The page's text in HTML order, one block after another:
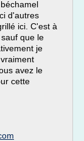
d'autres
ici. C'est à
que le
je
avez le
cette